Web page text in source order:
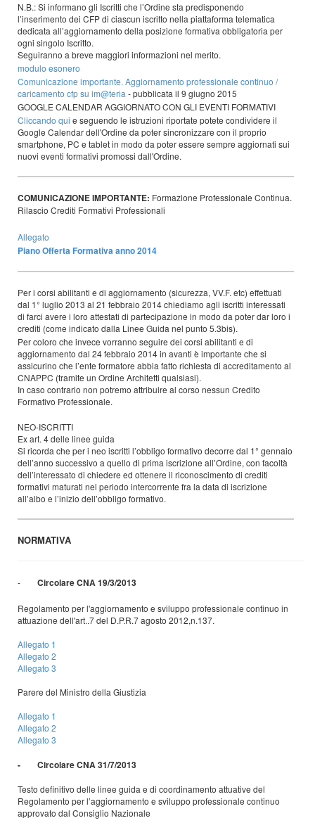
N.B.: Si informano gli Iscritti che l’Ordine sta predisponendo
l’inserimento dei CFP di ciascun iscritto nella piattaforma telematica
dedicata all’aggiornamento della posizione formativa obbligatoria per
ogni singolo Iscritto.
Seguiranno a breve maggiori informazioni nel merito.
modulo esonero
Comunicazione importante. Aggiornamento professionale continuo /
caricamento cfp su im@teria- pubblicata il 9 giugno 2015
GOOGLE CALENDAR AGGIORNATO CON GLI EVENTI FORMATIVI
Cliccando qui e seguendo le istruzioni riportate potete condividere il
Google Calendar dell'Ordine da poter sincronizzare con il proprio
smartphone, PC e tablet in modo da poter essere sempre aggiornati sui
nuovi eventi formativi promossi dall'Ordine.
COMUNICAZIONE IMPORTANTE: Formazione Professionale Continua.
Rilascio Crediti Formativi Professionali
Allegato
Piano Offerta Formativa anno 2014
Per i corsi abilitanti e di aggiornamento (sicurezza, VV.F. etc) effettuati
dal 1° luglio 2013 al 21 febbraio 2014 chiediamo agli iscritti interessati
di farci avere i loro attestati di partecipazione in modo da poter dar loro i
crediti (come indicato dalla Linee Guida nel punto 5.3bis).
Per coloro che invece vorranno seguire dei corsi abilitanti e di
aggiornamento dal 24 febbraio 2014 in avanti è importante che si
assicurino che l’ente formatore abbia fatto richiesta di accreditamento al
CNAPPC (tramite un Ordine Architetti qualsiasi).
In caso contrario non potremo attribuire al corso nessun Credito
Formativo Professionale.
NEO-ISCRITTI
Ex art. 4 delle linee guida
Si ricorda che per i neo iscritti l’obbligo formativo decorre dal 1° gennaio
dell’anno successivo a quello di prima iscrizione all’Ordine, con facoltà
dell’interessato di chiedere ed ottenere il riconoscimento di crediti
formativi maturati nel periodo intercorrente fra la data di iscrizione
all’albo e l’inizio dell’obbligo formativo.
NORMATIVA
- Circolare CNA 19/3/2013
Regolamento per l'aggiornamento e sviluppo professionale continuo in
attuazione dell'art..7 del D.P.R.7 agosto 2012,n.137.
Allegato 1
Allegato 2
Allegato 3
Parere del Ministro della Giustizia
Allegato 1
Allegato 2
Allegato 3
- Circolare CNA 31/7/2013
Testo definitivo delle linee guida e di coordinamento attuative del
Regolamento per l’aggiornamento e sviluppo professionale continuo
approvato dal Consiglio Nazionale